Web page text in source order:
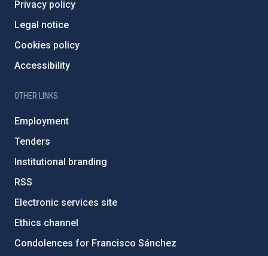
Privacy policy
Legal notice
Cookies policy
Accessibility
OTHER LINKS
Employment
Tenders
Institutional branding
RSS
Electronic services site
Ethics channel
Condolences for Francisco Sánchez